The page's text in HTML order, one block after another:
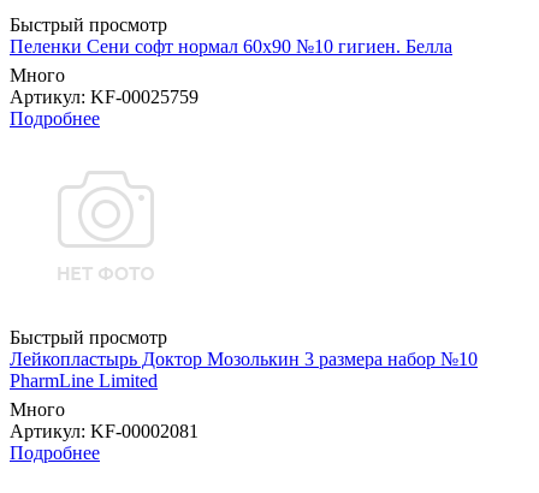
Быстрый просмотр
Пеленки Сени софт нормал 60х90 №10 гигиен. Белла
Много
Артикул: KF-00025759
Подробнее
Быстрый просмотр
Лейкопластырь Доктор Мозолькин 3 размера набор №10
PharmLine Limited
Много
Артикул: KF-00002081
Подробнее